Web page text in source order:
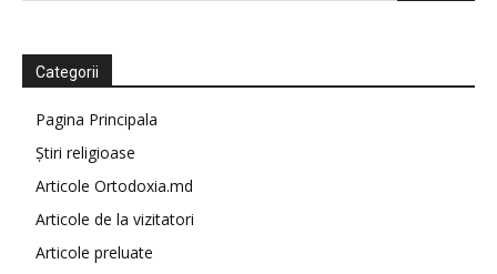
Categorii
Pagina Principala
Știri religioase
Articole Ortodoxia.md
Articole de la vizitatori
Articole preluate